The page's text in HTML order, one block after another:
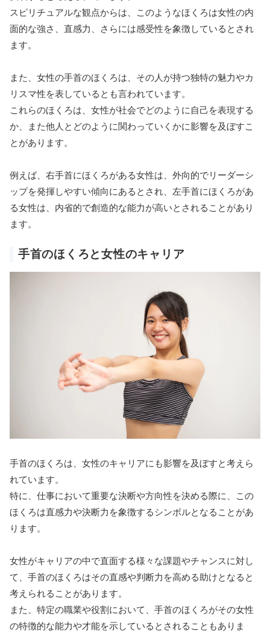
スピリチュアルな観点からは、このようなほくろは女性の内
面的な強さ、直感力、さらには感受性を象徴しているとされ
ます。
また、女性の手首のほくろは、その人が持つ独特の魅力やカ
リスマ性を表しているとも言われています。
これらのほくろは、女性が社会でどのように自己を表現する
か、また他人とどのように関わっていくかに影響を及ぼすこ
とがあります。
例えば、右手首にほくろがある女性は、外向的でリーダーシ
ップを発揮しやすい傾向にあるとされ、左手首にほくろがあ
る女性は、内省的で創造的な能力が高いとされることがあり
ます。
手首のほくろと女性のキャリア
手首のほくろは、女性のキャリアにも影響を及ぼすと考えら
れています。
特に、仕事において重要な決断や方向性を決める際に、この
ほくろは直感力や決断力を象徴するシンボルとなることがあ
ります。
女性がキャリアの中で直面する様々な課題やチャンスに対し
て、手首のほくろはその直感や判断力を高める助けとなると
考えられることがあります。
また、特定の職業や役割において、手首のほくろがその女性
の特徴的な能力や才能を示しているとされることもありま